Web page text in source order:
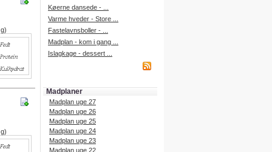
Køerne dansede - ...
Varme hveder - Store ...
Fastelavnsboller - ...
Madplan - kom i gang ...
Islagkage - dessert ...
Madplaner
Madplan uge 27
Madplan uge 26
Madplan uge 25
Madplan uge 24
Madplan uge 23
Madplan uge 22